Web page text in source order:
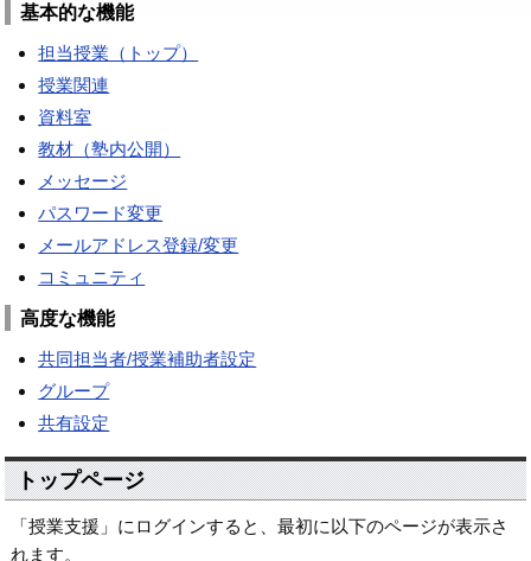
基本的な機能
担当授業（トップ）
授業関連
資料室
教材（塾内公開）
メッセージ
パスワード変更
メールアドレス登録/変更
コミュニティ
高度な機能
共同担当者/授業補助者設定
グループ
共有設定
トップページ
「授業支援」にログインすると、最初に以下のページが表示さ
れます。